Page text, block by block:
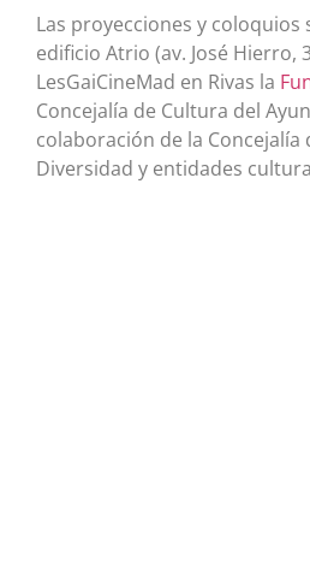
Las proyecciones y coloquios
edificio Atrio (av. José Hierro,
LesGaiCineMad en Rivas la
Concejalía de Cultura del
colaboración de la Concejalía
Diversidad y entidades